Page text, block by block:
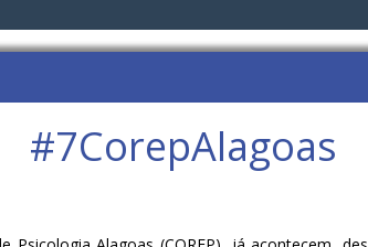
‪#‎7CorepAlagoas‬